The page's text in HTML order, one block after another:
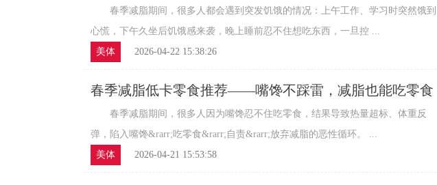
春季减脂期间，很多人都会遇到突发饥饿的情况：上午工作、学习时突然饿到
心慌，下午久坐后饥饿感来袭，晚上睡前忍不住想吃东西，一旦控 ...
美体
2026-04-22 15:38:26
春季减脂低卡零食推荐——嘴馋不踩雷，减脂也能吃零食
春季减脂期间，很多人因为嘴馋忍不住吃零食，结果导致热量超标、体重反
弹，陷入嘴馋&rarr;吃零食&rarr;自责&rarr;放弃减脂的恶性循环。 ...
美体
2026-04-21 15:53:58